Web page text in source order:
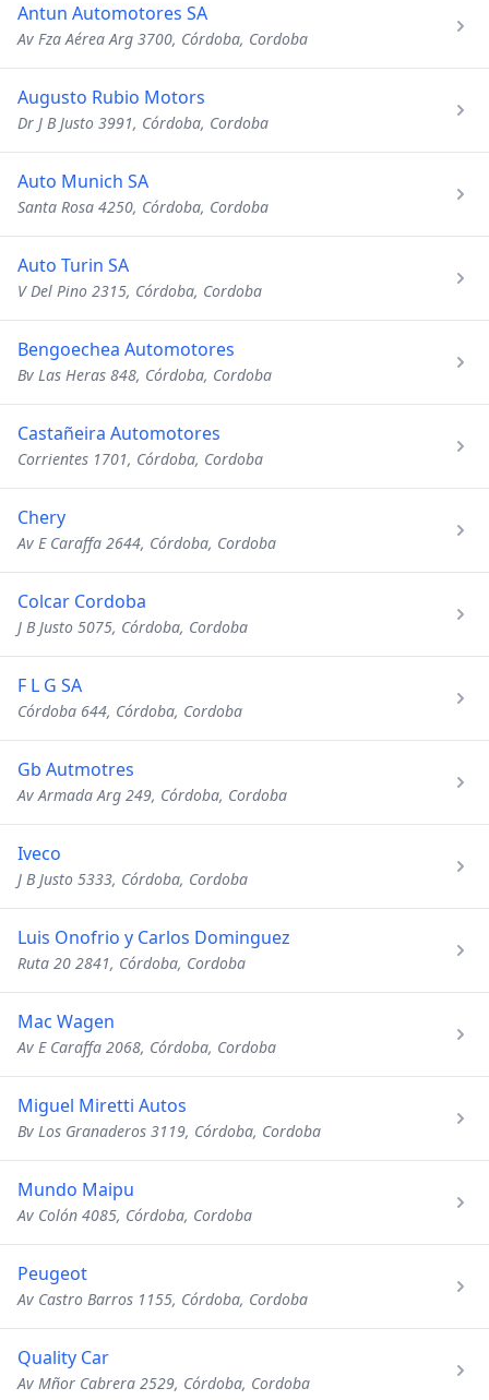
Antun Automotores SA
Av Fza Aérea Arg 3700, Córdoba, Cordoba
Augusto Rubio Motors
Dr J B Justo 3991, Córdoba, Cordoba
Auto Munich SA
Santa Rosa 4250, Córdoba, Cordoba
Auto Turin SA
V Del Pino 2315, Córdoba, Cordoba
Bengoechea Automotores
Bv Las Heras 848, Córdoba, Cordoba
Castañeira Automotores
Corrientes 1701, Córdoba, Cordoba
Chery
Av E Caraffa 2644, Córdoba, Cordoba
Colcar Cordoba
J B Justo 5075, Córdoba, Cordoba
F L G SA
Córdoba 644, Córdoba, Cordoba
Gb Autmotres
Av Armada Arg 249, Córdoba, Cordoba
Iveco
J B Justo 5333, Córdoba, Cordoba
Luis Onofrio y Carlos Dominguez
Ruta 20 2841, Córdoba, Cordoba
Mac Wagen
Av E Caraffa 2068, Córdoba, Cordoba
Miguel Miretti Autos
Bv Los Granaderos 3119, Córdoba, Cordoba
Mundo Maipu
Av Colón 4085, Córdoba, Cordoba
Peugeot
Av Castro Barros 1155, Córdoba, Cordoba
Quality Car
Av Mñor Cabrera 2529, Córdoba, Cordoba